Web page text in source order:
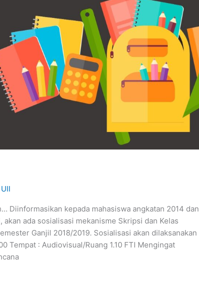
Diinformasikan kepada mahasiswa angkatan 2014 dan
ada sosialisasi mekanisme Skripsi dan Kelas
Ganjil 2018/2019. Sosialisasi akan dilaksanakan
Tempat : Audiovisual/Ruang 1.10 FTI Mengingat